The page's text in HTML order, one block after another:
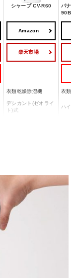
シャープ CV-R60
パナソ
90B
Amazon
楽天市場
衣類乾燥除湿機 衣類乾
デシカント(ゼオライ
ト)式
ハイブ